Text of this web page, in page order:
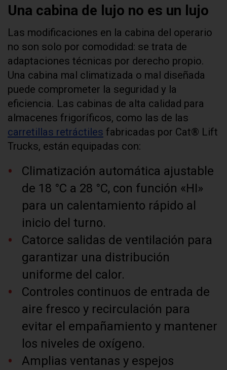
Una cabina de lujo no es un lujo
Las modificaciones en la cabina del operario
no son solo por comodidad: se trata de
adaptaciones técnicas por derecho propio.
Una cabina mal climatizada o mal diseñada
puede comprometer la seguridad y la
eficiencia. Las cabinas de alta calidad para
almacenes frigoríficos, como las de las
carretillas retráctiles fabricadas por Cat® Lift
Trucks, están equipadas con:
Climatización automática ajustable
de 18 °C a 28 °C, con función «HI»
para un calentamiento rápido al
inicio del turno.
Catorce salidas de ventilación para
garantizar una distribución
uniforme del calor.
Controles continuos de entrada de
aire fresco y recirculación para
evitar el empañamiento y mantener
los niveles de oxígeno.
Amplias ventanas y espejos